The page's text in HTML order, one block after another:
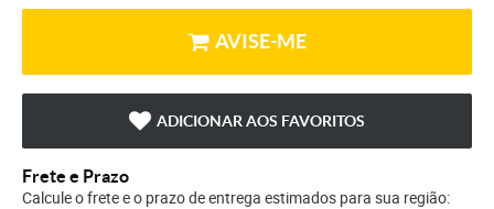
AVISE-ME
ADICIONAR AOS FAVORITOS
Frete e Prazo
Calcule o frete e o prazo de entrega estimados para sua região: